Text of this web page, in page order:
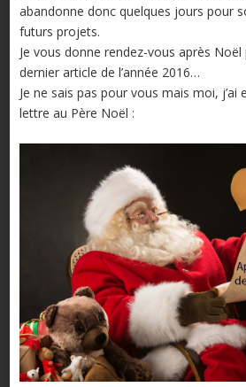
abandonne donc quelques jours pour
futurs projets.
Je vous donne rendez-vous après
dernier article de l’année 2016…
Je ne sais pas pour vous mais moi, j’ai
lettre au Père Noël :